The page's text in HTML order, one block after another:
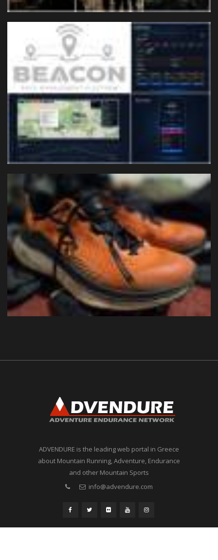
ADVENDURE is the leading web portal in Greece
about Mountain Running, Adventure, Endurance
and other Mountain Sports
info@advendure.com